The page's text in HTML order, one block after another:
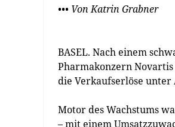
••• Von Katrin Grabner
BASEL. Nach einem
Pharmakonzern
die Verkaufserlöse unter
Motor des Wachstums
– mit einem